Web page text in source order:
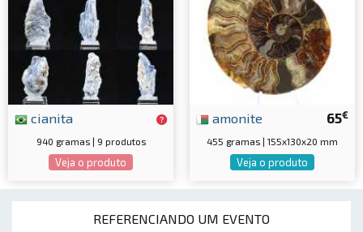
REFERENCIANDO UM EVENTO
cianita
940 gramas | 9 produtos
Veja o produto
65€
amonite
455 gramas | 155x130x20 mm
Veja o produto